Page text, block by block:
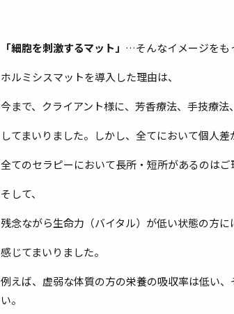
「細胞を刺激するマット」 …そんなイメージをも
ホルミシスマットを導入した理由は、
今まで、クライアント様に、芳香療法、手技療
してまいりました。しかし、全てにおいて個人差
全てのセラピーにおいて長所・短所があるのは
そして、
残念ながら生命力（バイタル）が低い状態の方
感じてまいりました。
例えば、虚弱な体質の方の栄養の吸収率は低い
い。